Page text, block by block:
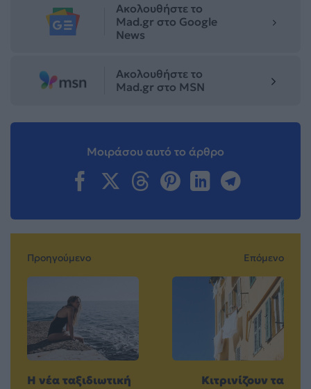
Ακολουθήστε το
Mad.gr στο Google
News
Ακολουθήστε το
Mad.gr στο MSN
Μοιράσου αυτό το άρθρο
Προηγούμενο
Η νέα ταξιδιωτική
Επόμενο
Κιτρινίζουν τα